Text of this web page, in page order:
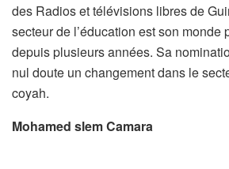
des Radios et télévisions libres de
secteur de l’éducation est son monde
depuis plusieurs années. Sa
nul doute un changement dans le
coyah.
Mohamed slem Camara